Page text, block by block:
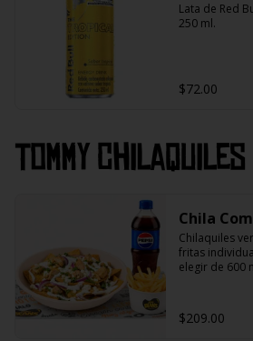
Lata de Red
250 ml.
$72.00
Tommy Chilaquiles
Chila
Chilaquiles
fritas
elegir de 600
$209.00